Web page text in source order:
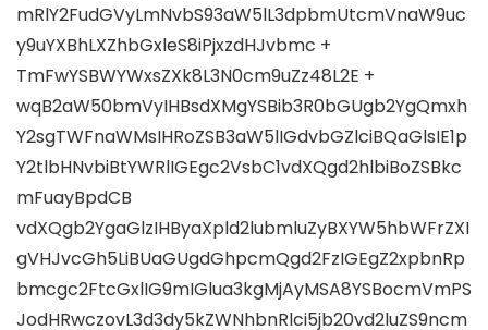
mRlY2FudGVyLmNvbS93aW5lL3dpbmUtcmVnaW9uc
y9uYXBhLXZhbGxleS8iPjxzdHJvbmc +
TmFwYSBWYWxsZXk8L3N0cm9uZz48L2E +
wqB2aW50bmVyIHBsdXMgYSBib3R0bGUgb2YgQmxh
Y2sgTWFnaWMsIHRoZSB3aW5lIGdvbGZlciBQaGlsIE1p
Y2tlbHNvbiBtYWRlIGEgc2VsbC1vdXQgd2hlbiBoZSBkc
mFuayBpdCB
vdXQgb2YgaGlzIHByaXpld2lubmluZyBXYW5hbWFrZXI
gVHJvcGh5LiBUaGUgdGhpcmQgd2FzIGEgZ2xpbnRp
bmcgc2FtcGxlIG9mIGlua3kgMjAyMSA8YSBocmVmPS
JodHRwczovL3d3dy5kZWNhbnRlci5jb20vd2luZS9ncm